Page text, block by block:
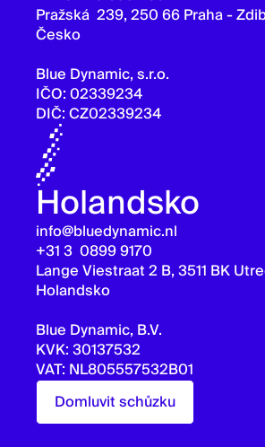
Pražská 239, 250 66 Praha -
Česko
Blue Dynamic, s.r.o.
IČO: 02339234
DIČ: CZ02339234
Holandsko
info@bluedynamic.nl
+31 3 0899 9170
Lange Viestraat 2 B, 3511 BK
Holandsko
Blue Dynamic, B.V.
KVK: 30137532
VAT: NL805557532B01
Domluvit schůzku